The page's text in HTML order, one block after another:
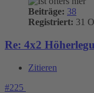
Beiträge: 38
Registriert: 31
Re: 4x2
Zitieren
#225